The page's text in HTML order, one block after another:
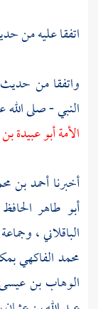
اتفقا عليه من
واتفقا من حديث
النبي - صلى
الأمةأبو عبيدة
أخبرناأحمد بن
أبو طاهر
الباقلاني ،
محمد الفاكهي
الوهاب بن